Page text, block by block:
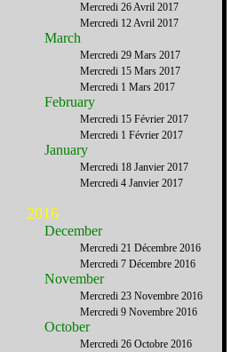
Mercredi 26 Avril 2017
Mercredi 12 Avril 2017
March
Mercredi 29 Mars 2017
Mercredi 15 Mars 2017
Mercredi 1 Mars 2017
February
Mercredi 15 Février 2017
Mercredi 1 Février 2017
January
Mercredi 18 Janvier 2017
Mercredi 4 Janvier 2017
2016
December
Mercredi 21 Décembre 2016
Mercredi 7 Décembre 2016
November
Mercredi 23 Novembre 2016
Mercredi 9 Novembre 2016
October
Mercredi 26 Octobre 2016